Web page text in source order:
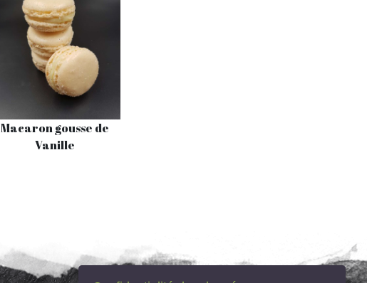
Macaron gousse de
Vanille